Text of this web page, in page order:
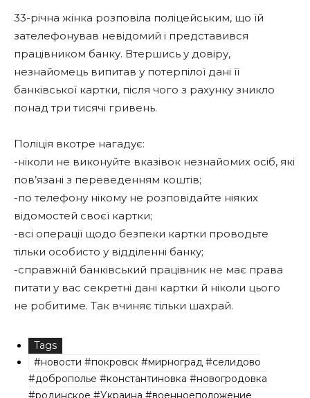
33-річна жінка розповіла поліцейським, що їй
зателефонував невідомий і представився
працівником банку. Втершись у довіру,
незнайомець випитав у потерпілої дані її
банківської картки, після чого з рахунку зникло
понад три тисячі гривень.
Поліція вкотре нагадує:
-ніколи не виконуйте вказівок незнайомих осіб, які
пов’язані з переведенням коштів;
-по телефону нікому не розповідайте ніяких
відомостей своєї картки;
-всі операції щодо безпеки картки проводьте
тільки особисто у відділенні банку;
-справжній банківський працівник не має права
питати у вас секретні дані картки й ніколи цього
не робитиме. Так вчиняє тільки шахрай.
Tags
#новости #покровск #мирноград #селидово
#доброполье #константиновка #новогродовка
#родинское #Украина #военноеположение